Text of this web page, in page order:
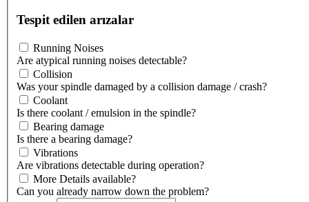
Tespit edilen arızalar
Running Noises
Are atypical running noises detectable?
Collision
Was your spindle damaged by a collision damage / crash?
Coolant
Is there coolant / emulsion in the spindle?
Bearing damage
Is there a bearing damage?
Vibrations
Are vibrations detectable during operation?
More Details available?
Can you already narrow down the problem?